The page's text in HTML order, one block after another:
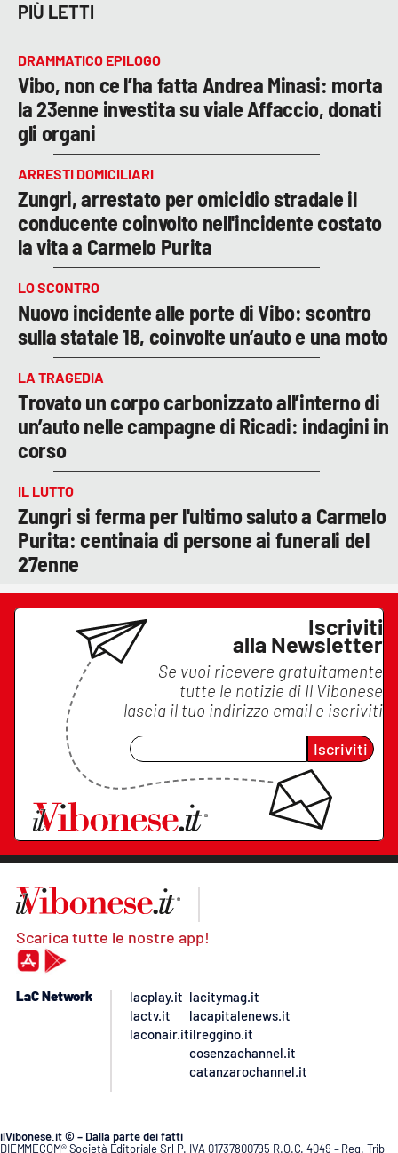
PIÙ LETTI
DRAMMATICO EPILOGO
Vibo, non ce l’ha fatta Andrea Minasi: morta
la 23enne investita su viale Affaccio, donati
gli organi
ARRESTI DOMICILIARI
Zungri, arrestato per omicidio stradale il
conducente coinvolto nell'incidente costato
la vita a Carmelo Purita
LO SCONTRO
Nuovo incidente alle porte di Vibo: scontro
sulla statale 18, coinvolte un’auto e una moto
LA TRAGEDIA
Trovato un corpo carbonizzato all’interno di
un’auto nelle campagne di Ricadi: indagini in
corso
IL LUTTO
Zungri si ferma per l'ultimo saluto a Carmelo
Purita: centinaia di persone ai funerali del
27enne
Iscriviti
alla Newsletter
Se vuoi ricevere gratuitamente
tutte le notizie di Il Vibonese
lascia il tuo indirizzo email e iscriviti
Iscriviti
Scarica tutte le nostre app!
LaC Network
lacplay.it
lactv.it
laconair.it
lacitymag.it
lacapitalenews.it
ilreggino.it
cosenzachannel.it
catanzarochannel.it
ilVibonese.it © – Dalla parte dei fatti
DIEMMECOM® Società Editoriale Srl P. IVA 01737800795 R.O.C. 4049 – Reg. Trib